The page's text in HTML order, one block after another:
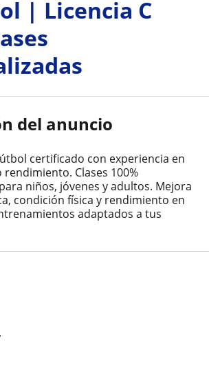
| Licencia C
del anuncio
certificado con experiencia en
Clases 100%
niños, jóvenes y adultos. Mejora
condición física y rendimiento en
adaptados a tus